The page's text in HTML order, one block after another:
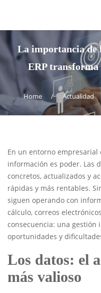
La importancia de
ERP transforma
Home / Actualidad
En un entorno empresarial
información es poder. Las
concretos, actualizados y
rápidas y más rentables.
siguen operando con
cálculo, correos
consecuencia: una gestión
oportunidades y
Los datos: el
más valioso